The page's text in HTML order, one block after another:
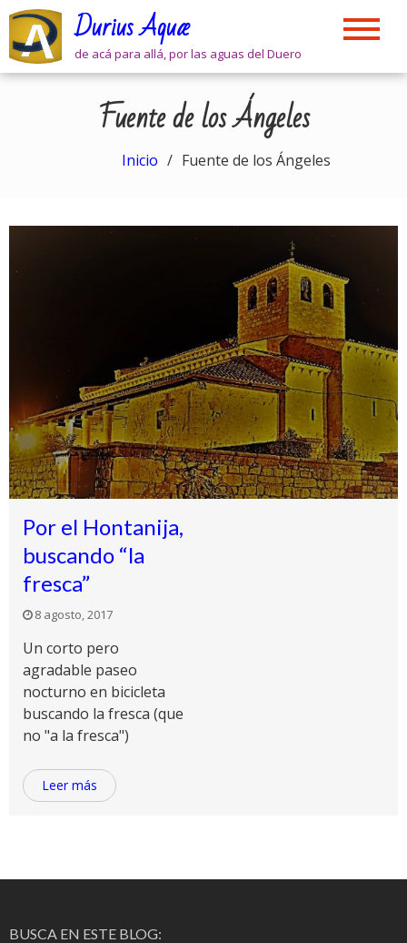
Skip
content
Durius Aquæ
de acá para allá, por las aguas del Duero
Fuente de los Ángeles
Inicio Fuente de los Ángeles
Por el Hontanija,
buscando “la
fresca”
8 agosto, 2017
Un corto pero
agradable paseo
nocturno en bicicleta
buscando la fresca (que
no "a la fresca")
Leer más
BUSCA EN ESTE BLOG: